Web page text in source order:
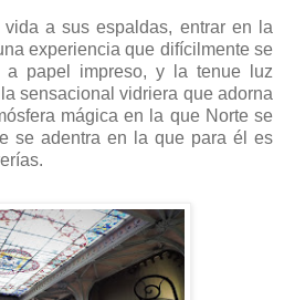
a sus espaldas, entrar en la
experiencia que difícilmente se
a papel impreso, y la tenue luz
sensacional vidriera que adorna
mágica en la que Norte se
se adentra en la que para él es